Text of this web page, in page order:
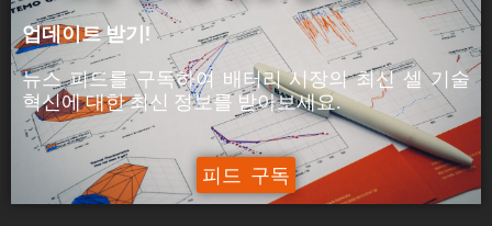
업데이트 받기!
뉴스 피드를 구독하여 배터리 시장의최신 셀 기술
혁신에대한최신 정보를 받아보세요.
피드 구독